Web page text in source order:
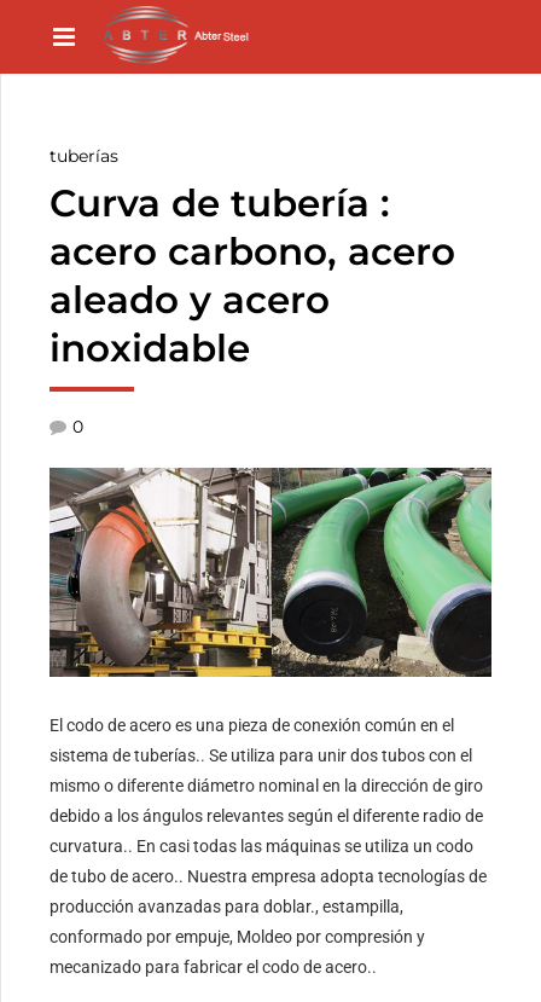
tuberías
Curva de tubería :
acero carbono, acero
aleado y acero
inoxidable
0
El codo de acero es una pieza de conexión común en el
sistema de tuberías.. Se utiliza para unir dos tubos con el
mismo o diferente diámetro nominal en la dirección de giro
debido a los ángulos relevantes según el diferente radio de
curvatura.. En casi todas las máquinas se utiliza un codo
de tubo de acero.. Nuestra empresa adopta tecnologías de
producción avanzadas para doblar., estampilla,
conformado por empuje, Moldeo por compresión y
mecanizado para fabricar el codo de acero..